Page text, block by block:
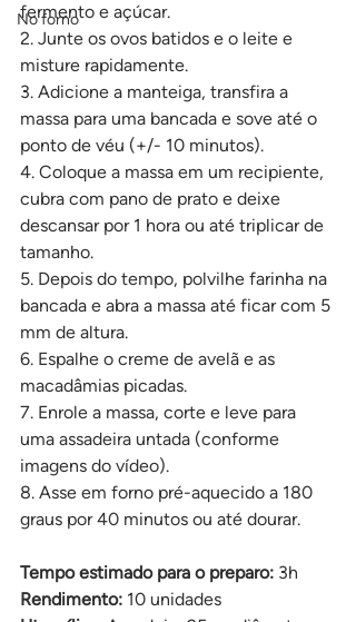
No forno
fermento e açúcar.
2. Junte os ovos batidos e o leite e
misture rapidamente.
3. Adicione a manteiga, transfira a
massa para uma bancada e sove até o
ponto de véu (+/- 10 minutos).
4. Coloque a massa em um recipiente,
cubra com pano de prato e deixe
descansar por 1 hora ou até triplicar de
tamanho.
5. Depois do tempo, polvilhe farinha na
bancada e abra a massa até ficar com 5
mm de altura.
6. Espalhe o creme de avelã e as
macadâmias picadas.
7. Enrole a massa, corte e leve para
uma assadeira untada (conforme
imagens do vídeo).
8. Asse em forno pré-aquecido a 180
graus por 40 minutos ou até dourar.
Tempo estimado para o preparo: 3h
Rendimento: 10 unidades